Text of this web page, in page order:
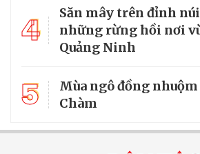
4
Săn mây trên đỉnh
những rừng hồi nơi
Quảng Ninh
5
Mùa ngô đồng nhuộm
Chàm